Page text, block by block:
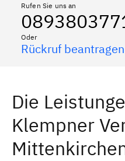
Rufen Sie uns an
Oder
Rückruf beantragen
Die
Klempner